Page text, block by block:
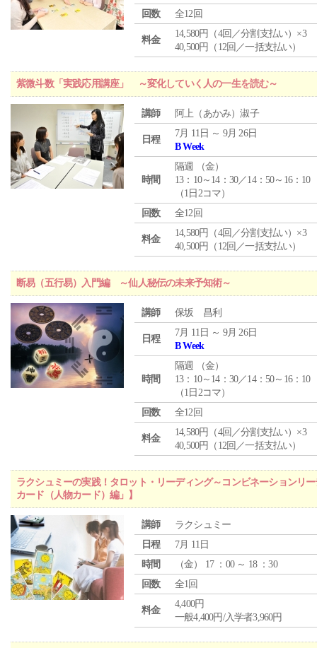
回数
全12回
料金
14,580円（4回／分割支払い）×3
40,500円（12回／一括支払い）
紫微斗数「実践応用講座」 ～変化していく人の一生を読む～
講師 阿上（あかみ）淑子
日程
7月 11日 ～ 9月 26日
B Week
時間
隔週 （金）
13：10～14：30／14：50～16：10
（1日2コマ）
回数
全12回
料金
14,580円（4回／分割支払い）×3
40,500円（12回／一括支払い）
断易（五行易）入門編 ～仙人秘伝の未来予知術～
講師 保坂 昌利
日程
7月 11日 ～ 9月 26日
B Week
時間
隔週 （金）
13：10～14：30／14：50～16：10
（1日2コマ）
回数
全12回
料金
14,580円（4回／分割支払い）×3
40,500円（12回／一括支払い）
ラクシュミーの実践！タロット・リーディング～コンビネーションリ
カード（人物カード）編」】
講師
ラクシュミー
日程
7月 11日
時間
（金） 17 ：00 ～ 18 ：30
回数
全1回
料金
4,400円
一般4,400円/入学者3,960円